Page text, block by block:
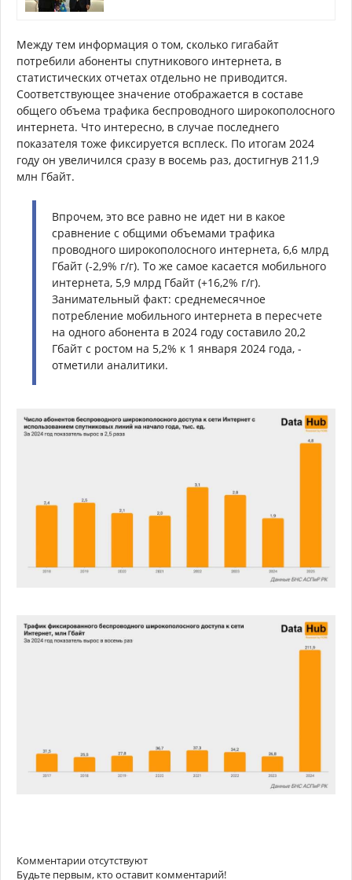
Между тем информация о том, сколько гигабайт
потребили абоненты спутникового интернета, в
статистических отчетах отдельно не приводится.
Соответствующее значение отображается в составе
общего объема трафика беспроводного широкополосного
интернета. Что интересно, в случае последнего
показателя тоже фиксируется всплеск. По итогам 2024
году он увеличился сразу в восемь раз, достигнув 211,9
млн Гбайт.
Впрочем, это все равно не идет ни в какое
сравнение с общими объемами трафика
проводного широкополосного интернета, 6,6 млрд
Гбайт (-2,9% г/г). То же самое касается мобильного
интернета, 5,9 млрд Гбайт (+16,2% г/г).
Занимательный факт: среднемесячное
потребление мобильного интернета в пересчете
на одного абонента в 2024 году составило 20,2
Гбайт с ростом на 5,2% к 1 января 2024 года, -
отметили аналитики.
Комментарии отсутствуют
Будьте первым, кто оставит комментарий!